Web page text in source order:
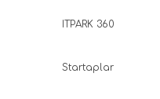
ITPARK 360
Startaplar